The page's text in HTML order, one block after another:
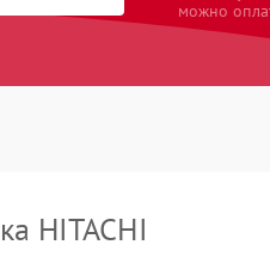
можно
HITACHI